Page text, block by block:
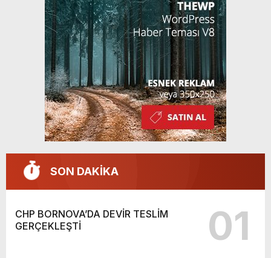
SON DAKİKA
CHP BORNOVA’DA DEVİR TESLİM
GERÇEKLEŞTİ
01